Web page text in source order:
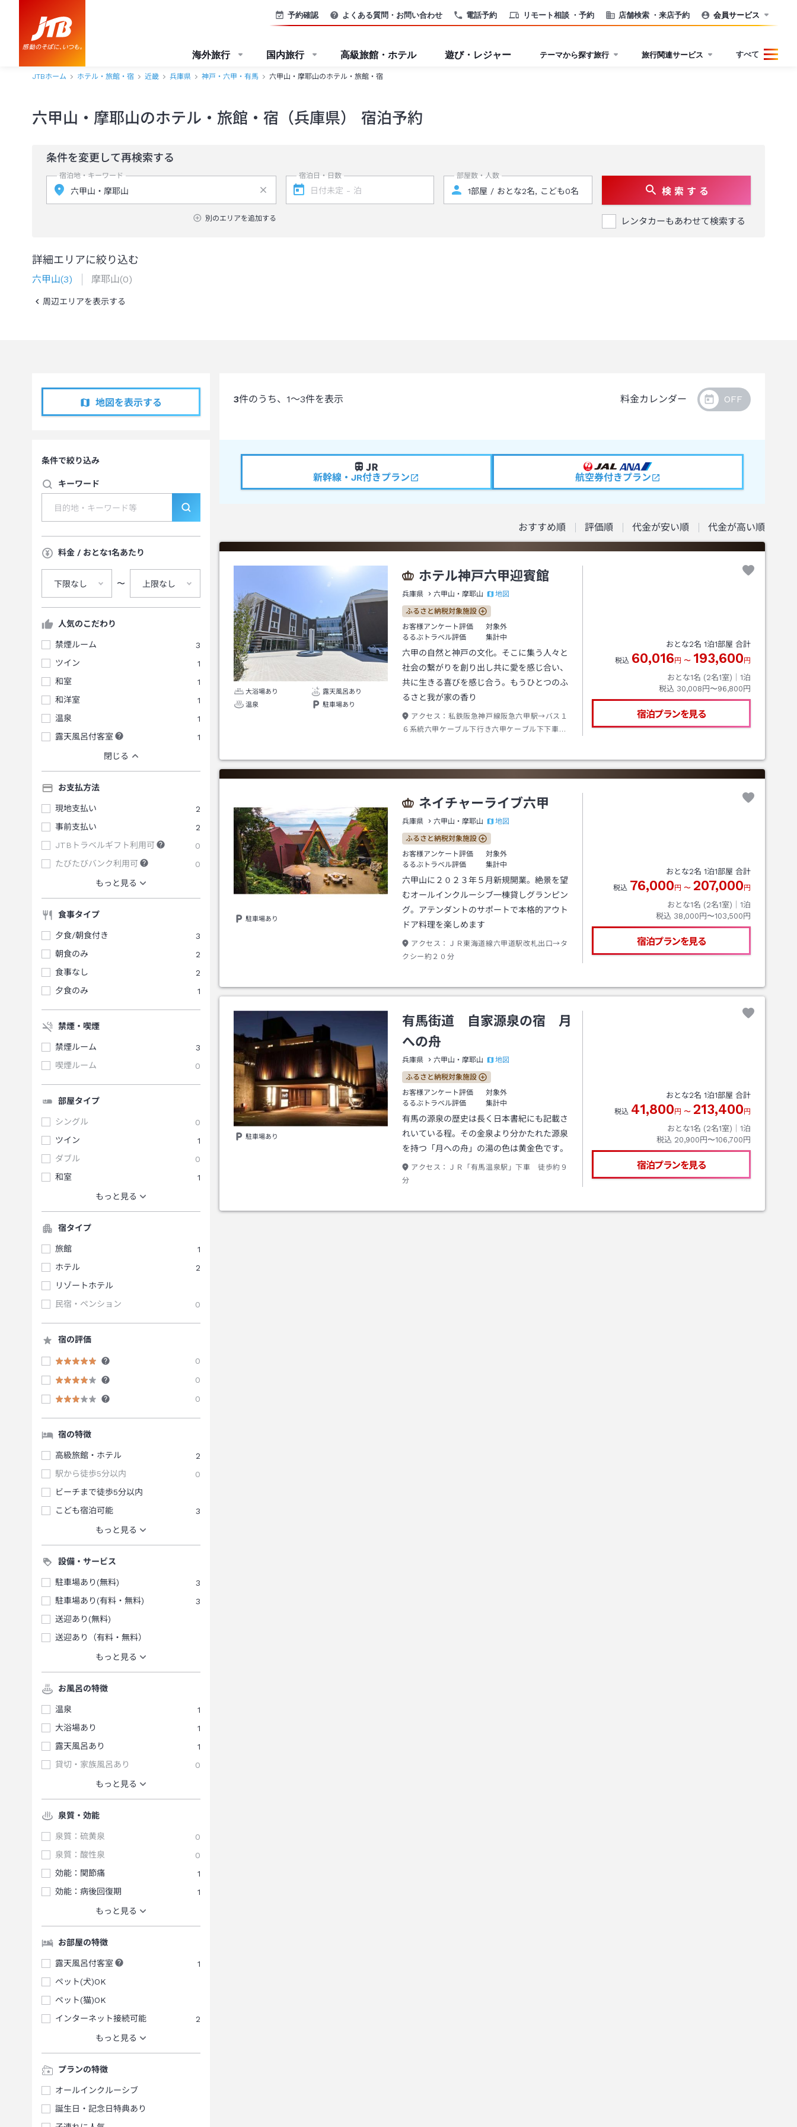
電話予約 リモート相談 ・予約 店舗検索 ・来店予約
予約確認 よくある質問・お問い合わせ 会員サービス
海外旅行 国内旅行 高級旅館・ホテル 遊び・レジャー テーマから探す旅行 旅行関連サービス すべて
JTBホーム ホテル・旅館・宿 近畿 兵庫県 神戸・六甲・有馬 六甲山・摩耶山のホテル・旅館・宿
六甲山・摩耶山のホテル・旅館・宿（兵庫県） 宿泊予約
条件を変更して再検索する
宿泊地・キーワード
別のエリアを追加する
宿泊日・日数 部屋数・人数
検 索 す る
レンタカーもあわせて検索する
詳細エリアに絞り込む
六甲山(3) 摩耶山(0)
周辺エリアを表示する
地図を表示する
条件で絞り込み
キーワード
料金 / おとな1名あたり
下限なし 〜 上限なし
人気のこだわり
禁煙ルーム
3
ツイン
1
和室
1
和洋室
1
温泉
1
露天風呂付客室
1
閉じる
お支払方法
現地支払い
2
事前支払い
2
JTBトラベルギフト利用可
0
たびたびバンク利用可
0
もっと見る
食事タイプ
夕食/朝食付き
3
朝食のみ
2
食事なし
2
夕食のみ
1
禁煙・喫煙
禁煙ルーム
3
喫煙ルーム
0
部屋タイプ
シングル
0
ツイン
1
ダブル
0
和室
1
もっと見る
宿タイプ
旅館
1
ホテル
2
リゾートホテル
民宿・ペンション
0
宿の評価
0
0
0
宿の特徴
高級旅館・ホテル
2
駅から徒歩5分以内
0
ビーチまで徒歩5分以内
こども宿泊可能
3
もっと見る
設備・サービス
駐車場あり(無料)
3
駐車場あり(有料・無料)
3
送迎あり(無料)
送迎あり（有料・無料）
もっと見る
お風呂の特徴
温泉
1
大浴場あり
1
露天風呂あり
1
貸切・家族風呂あり
0
もっと見る
泉質・効能
泉質：硫黄泉
0
泉質：酸性泉
0
効能：関節痛
1
効能：病後回復期
1
もっと見る
お部屋の特徴
露天風呂付客室
1
ペット(犬)OK
ペット(猫)OK
インターネット接続可能
2
もっと見る
プランの特徴
オールインクルーシブ
誕生日・記念日特典あり
3件のうち、 1～3件を表示 料金カレンダー
新幹線・JR付きプラン 航空券付きプラン
おすすめ順 評価順 代金が安い順 代金が高い順
大浴場あり
露天風呂あり
温泉
駐車場あり
ホテル神戸六甲迎賓館
兵庫県 六甲山・摩耶山 地図
ふるさと納税対象施設
お客様アンケート評価
対象外
るるぶトラベル評価
集計中
六甲の自然と神戸の文化。そこに集う人々と
社会の繋がりを創り出し共に愛を感じ合い、
共に生きる喜びを感じ合う。もうひとつのふ
るさと我が家の香り
アクセス： 私鉄阪急神戸線阪急六甲駅→バス１
６系統六甲ケーブル下行き六甲ケーブル下下車→
山上行き丁字ケ辻下車→徒歩約５分
おとな2名 1泊1部屋 合計
税込 60,016 円 〜 193,600 円
おとな1名 (2名1室)｜ 1泊
税込 30,008円〜96,800円
宿泊プランを見る
駐車場あり
ネイチャーライブ六甲
兵庫県 六甲山・摩耶山 地図
ふるさと納税対象施設
お客様アンケート評価
対象外
るるぶトラベル評価
集計中
六甲山に２０２３年５月新規開業。絶景を望
むオールインクルーシブ一棟貸しグランピン
グ。アテンダントのサポートで本格的アウト
ドア料理を楽しめます
アクセス：
ＪＲ東海道線六甲道駅改札出口→タ
クシー約２０分
おとな2名 1泊1部屋 合計
税込 76,000 円 〜 207,000 円
おとな1名 (2名1室)｜ 1泊
税込 38,000円〜103,500円
宿泊プランを見る
駐車場あり
有馬街道 自家源泉の宿 月
への舟
兵庫県 六甲山・摩耶山 地図
ふるさと納税対象施設
お客様アンケート評価
対象外
るるぶトラベル評価
集計中
有馬の源泉の歴史は長く日本書紀にも記載さ
れいている程。その金泉より分かたれた源泉
を持つ「月への舟」の湯の色は黄金色です。
アクセス：
ＪＲ「有馬温泉駅」下車 徒歩約９
分
おとな2名 1泊1部屋 合計
税込 41,800 円 〜 213,400 円
おとな1名 (2名1室)｜ 1泊
税込 20,900円〜106,700円
宿泊プランを見る